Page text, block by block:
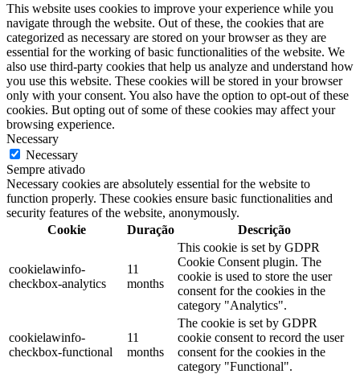
This website uses cookies to improve your experience while you
navigate through the website. Out of these, the cookies that are
categorized as necessary are stored on your browser as they are
essential for the working of basic functionalities of the website. We
also use third-party cookies that help us analyze and understand how
you use this website. These cookies will be stored in your browser
only with your consent. You also have the option to opt-out of these
cookies. But opting out of some of these cookies may affect your
browsing experience.
Necessary
Necessary
Sempre ativado
Necessary cookies are absolutely essential for the website to
function properly. These cookies ensure basic functionalities and
security features of the website, anonymously.
Cookie
Duração Descrição
cookielawinfo-
checkbox-analytics
11
months
This cookie is set by GDPR
Cookie Consent plugin. The
cookie is used to store the user
consent for the cookies in the
category "Analytics".
cookielawinfo-
checkbox-functional
11
months
The cookie is set by GDPR
cookie consent to record the user
consent for the cookies in the
category "Functional".